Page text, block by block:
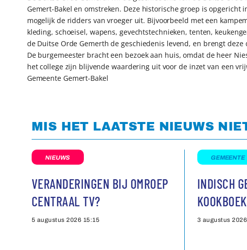
Gemert-Bakel en omstreken. Deze historische groep is
mogelijk de ridders van vroeger uit. Bijvoorbeeld met een
kleding, schoeisel, wapens, gevechtstechnieken, tenten,
de Duitse Orde Gemerth de geschiedenis levend, en brengt deze
De burgemeester bracht een bezoek aan huis, omdat de heer
het college zijn blijvende waardering uit voor de inzet van een
Gemeente Gemert-Bakel
MIS HET LAATSTE NIEUWS
NIEUWS
VERANDERINGEN BIJ OMROEP
CENTRAAL TV?
5 augustus 2026 15:15
GEMEENTE
INDISCH
KOOKBOEK
3 augustus 2026